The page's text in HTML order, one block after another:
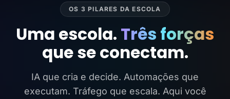
OS 3 PILARES DA ESCOLA
Uma escola. Três forças
que se conectam.
IA que cria e decide. Automações que
executam. Tráfego que escala. Aqui você